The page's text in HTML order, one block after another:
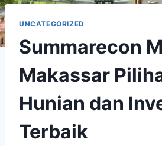
UNCATEGORIZED
Summarecon
Makassar
Hunian dan
Terbaik